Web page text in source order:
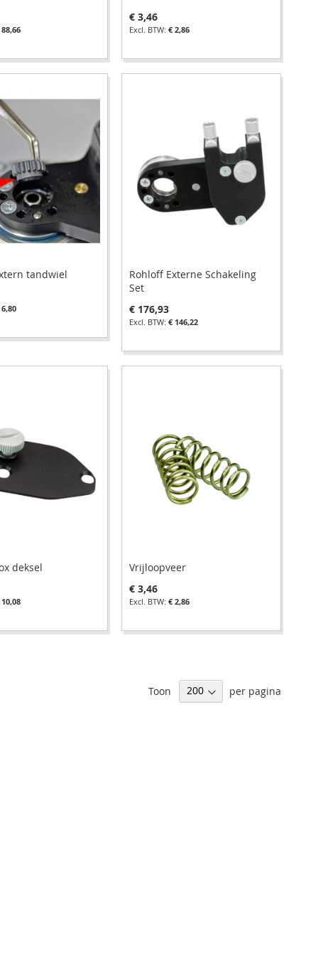
€ 3,46
€ 2,86
tandwiel
Rohloff Externe Schakeling
Set
€ 176,93
€ 146,22
deksel
Vrijloopveer
€ 3,46
€ 2,86
Toon per pagina